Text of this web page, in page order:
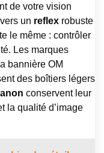
de votre vision
un reflex robuste
le même : contrôler
Les marques
bannière OM
des boîtiers légers
conservent leur
la qualité d’image